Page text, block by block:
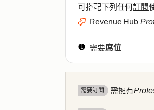
可搭配下列任何訂閱
Revenue Hub
需要席位
需要訂閱 需擁有